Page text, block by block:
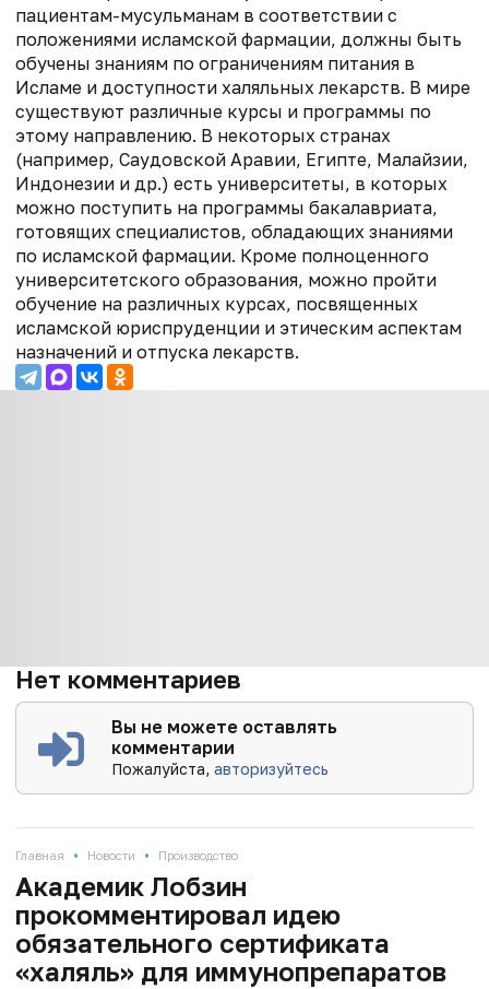
пациентам-мусульманам в соответствии с
положениями исламской фармации, должны быть
обучены знаниям по ограничениям питания в
Исламе и доступности халяльных лекарств. В мире
существуют различные курсы и программы по
этому направлению. В некоторых странах
(например, Саудовской Аравии, Египте, Малайзии,
Индонезии и др.) есть университеты, в которых
можно поступить на программы бакалавриата,
готовящих специалистов, обладающих знаниями
по исламской фармации. Кроме полноценного
университетского образования, можно пройти
обучение на различных курсах, посвященных
исламской юриспруденции и этическим аспектам
назначений и отпуска лекарств.
Нет комментариев
Вы не можете оставлять
комментарии
Пожалуйста,авторизуйтесь
Главная • Новости • Производство
Академик Лобзин
прокомментировал идею
обязательного сертификата
«халяль» для иммунопрепаратов